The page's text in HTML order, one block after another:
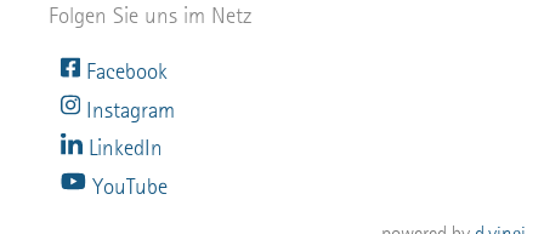
Folgen Sie uns im Netz
Facebook
Instagram
LinkedIn
YouTube